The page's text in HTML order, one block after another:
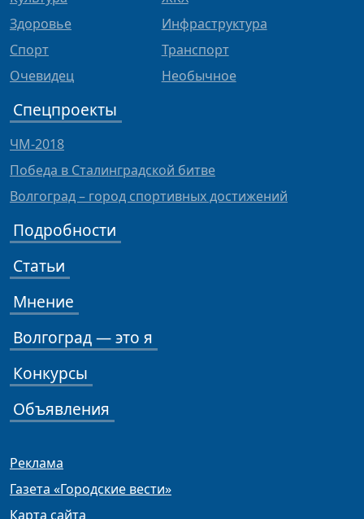
Здоровье
Спорт
Очевидец
Инфраструктура
Транспорт
Необычное
Спецпроекты
ЧМ-2018
Победа в Сталинградской битве
Волгоград – город спортивных достижений
Подробности
Статьи
Мнение
Волгоград — это я
Конкурсы
Объявления
Реклама
Газета «Городские вести»
Карта сайта